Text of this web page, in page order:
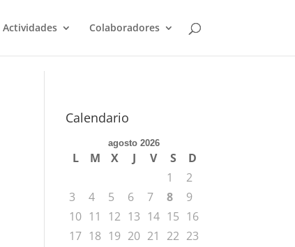
Actividades Colaboradores
Calendario
agosto 2026
L M X J V S
D
1
2
3
4 5 6 7 8
9
10 11 12 13 14 15 16
17 18 19 20 21 22 23